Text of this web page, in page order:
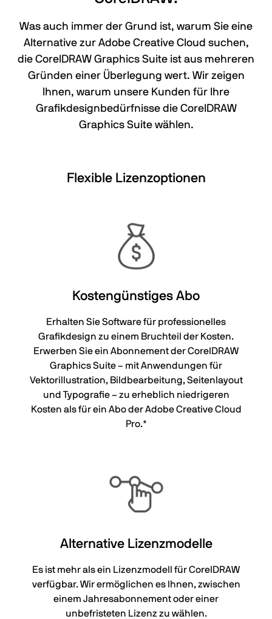
Was auch immer der Grund ist, warum Sie eine
Alternative zur Adobe Creative Cloud suchen,
die CorelDRAW Graphics Suite ist aus mehreren
Gründen einer Überlegung wert. Wir zeigen
Ihnen, warum unsere Kunden für Ihre
Grafikdesignbedürfnisse die CorelDRAW
Graphics Suite wählen.
Flexible Lizenzoptionen
Kostengünstiges Abo
Erhalten Sie Software für professionelles
Grafikdesign zu einem Bruchteil der Kosten.
Erwerben Sie ein Abonnement der CorelDRAW
Graphics Suite – mit Anwendungen für
Vektorillustration, Bildbearbeitung, Seitenlayout
und Typografie – zu erheblich niedrigeren
Kosten als für ein Abo der Adobe Creative Cloud
Pro.*
Alternative Lizenzmodelle
Es ist mehr als ein Lizenzmodell für CorelDRAW
verfügbar. Wir ermöglichen es Ihnen, zwischen
einem Jahresabonnement oder einer
unbefristeten Lizenz zu wählen.